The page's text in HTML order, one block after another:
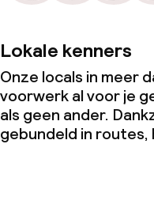
Lokale kenners
Onze locals in meer
voorwerk al voor je
als geen ander.
gebundeld in routes,